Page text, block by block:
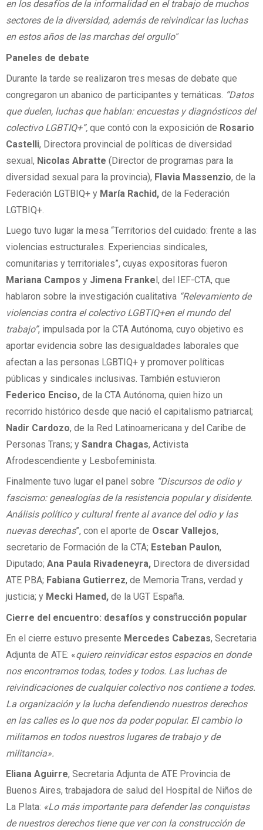
en los desafíos de la informalidad en el trabajo de muchos
sectores de la diversidad, además de reivindicar las luchas
en estos años de las marchas del orgullo"
Paneles de debate
Durante la tarde se realizaron tres mesas de debate que
congregaron un abanico de participantes y temáticas. “Datos
que duelen, luchas que hablan: encuestas y diagnósticos del
colectivo LGBTIQ+”, que contó con la exposición de Rosario
Castelli, Directora provincial de políticas de diversidad
sexual, Nicolas Abratte (Director de programas para la
diversidad sexual para la provincia), Flavia Massenzio, de la
Federación LGTBIQ+ y María Rachid, de la Federación
LGTBIQ+.
Luego tuvo lugar la mesa “Territorios del cuidado: frente a las
violencias estructurales. Experiencias sindicales,
comunitarias y territoriales”, cuyas expositoras fueron
Mariana Campos y Jimena Franke l, del IEF-CTA, que
hablaron sobre la investigación cualitativa “Relevamiento de
violencias contra el colectivo LGBTIQ+en el mundo del
trabajo”, impulsada por la CTA Autónoma, cuyo objetivo es
aportar evidencia sobre las desigualdades laborales que
afectan a las personas LGBTIQ+ y promover políticas
públicas y sindicales inclusivas. También estuvieron
Federico Enciso, de la CTA Autónoma, quien hizo un
recorrido histórico desde que nació el capitalismo patriarcal;
Nadir Cardozo, de la Red Latinoamericana y del Caribe de
Personas Trans; y Sandra Chagas, Activista
Afrodescendiente y Lesbofeminista.
Finalmente tuvo lugar el panel sobre “Discursos de odio y
fascismo: genealogías de la resistencia popular y disidente.
Análisis político y cultural frente al avance del odio y las
nuevas derechas”, con el aporte de Oscar Vallejos,
secretario de Formación de la CTA; Esteban Paulon,
Diputado; Ana Paula Rivadeneyra, Directora de diversidad
ATE PBA; Fabiana Gutierrez, de Memoria Trans, verdad y
justicia; y Mecki Hamed, de la UGT España.
Cierre del encuentro: desafíos y construcción popular
En el cierre estuvo presente Mercedes Cabezas, Secretaria
Adjunta de ATE: «quiero reinvidicar estos espacios en donde
nos encontramos todas, todes y todos. Las luchas de
reivindicaciones de cualquier colectivo nos contiene a todes.
La organización y la lucha defendiendo nuestros derechos
en las calles es lo que nos da poder popular. El cambio lo
militamos en todos nuestros lugares de trabajo y de
militancia».
Eliana Aguirre, Secretaria Adjunta de ATE Provincia de
Buenos Aires, trabajadora de salud del Hospital de Niños de
La Plata: «Lo más importante para defender las conquistas
de nuestros derechos tiene que ver con la construcción de